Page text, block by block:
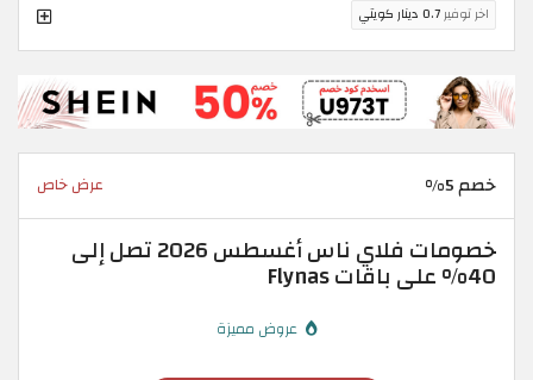
اخر توفير0.7 دينار كويتي
خصم 5% عرض خاص
خصومات فلاي ناس أغسطس 2026 تصل إلى
40% على باقات Flynas
عروض مميزة